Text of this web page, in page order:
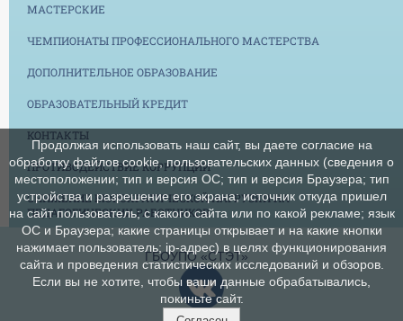
МАСТЕРСКИЕ
ЧЕМПИОНАТЫ ПРОФЕССИОНАЛЬНОГО МАСТЕРСТВА
ДОПОЛНИТЕЛЬНОЕ ОБРАЗОВАНИЕ
ОБРАЗОВАТЕЛЬНЫЙ КРЕДИТ
КОНТАКТЫ
ПРОТИВОДЕЙСТВИЕ КОРРУПЦИИ
СНИЖЕНИЕ БЮРОКРАТИЧЕСКОЙ НАГРУЗКИ НА
ПЕДАГОГИЧЕСКИХ РАБОТНИКОВ
ГБОУПО «СТЭТ»
Продолжая использовать наш сайт, вы даете согласие на
обработку файлов cookie, пользовательских данных (сведения о
местоположении; тип и версия ОС; тип и версия Браузера; тип
устройства и разрешение его экрана; источник откуда пришел
на сайт пользователь; с какого сайта или по какой рекламе; язык
ОС и Браузера; какие страницы открывает и на какие кнопки
нажимает пользователь; ip-адрес) в целях функционирования
сайта и проведения статистических исследований и обзоров.
Если вы не хотите, чтобы ваши данные обрабатывались,
покиньте сайт.